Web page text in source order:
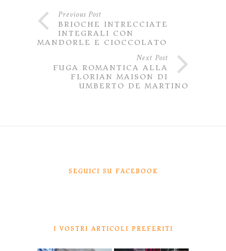
Previous Post
BRIOCHE INTRECCIATE
INTEGRALI CON
MANDORLE E CIOCCOLATO
Next Post
FUGA ROMANTICA ALLA
FLORIAN MAISON DI
UMBERTO DE MARTINO
SEGUICI SU FACEBOOK
I VOSTRI ARTICOLI PREFERITI